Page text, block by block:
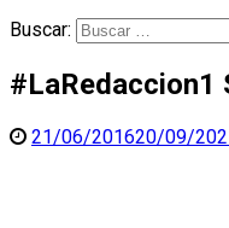
Buscar:
#LaRedaccion1
21/06/201620/09/